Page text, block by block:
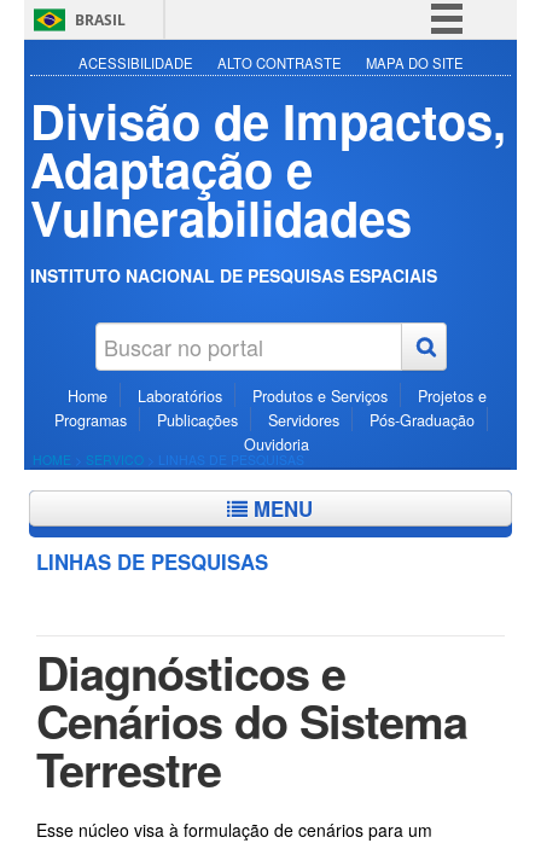
BRASIL
Simplifique!
Participe
Acesso à informação
Legislação
ACESSIBILIDADE ALTO CONTRASTE MAPA DO SITE
Divisão de Impactos,
Adaptação e
Vulnerabilidades
INSTITUTO NACIONAL DE PESQUISAS ESPACIAIS
Home Laboratórios Produtos e Serviços
Projetos e
Programas
Publicações Servidores
Pós-Graduação
Ouvidoria
HOME > SERVICO LINHAS DE PESQUISAS
MENU
LINHAS DE PESQUISAS
Diagnósticos e
Cenários do Sistema
Terrestre
Esse núcleo visa à formulação de cenários para um